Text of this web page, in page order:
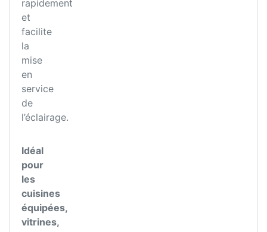
rapidement
et
facilite
la
mise
en
service
de
l’éclairage.
Idéal
pour
les
cuisines
équipées,
vitrines,